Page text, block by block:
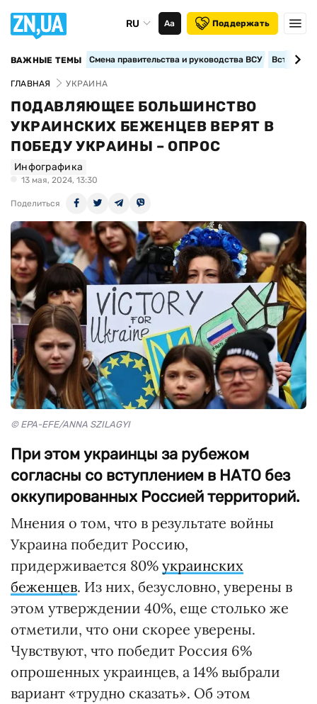
RU Аа Поддержать
ВАЖНЫЕ ТЕМЫ Смена правительства и руководства ВСУ
ГЛАВНАЯ УКРАИНА
ПОДАВЛЯЮЩЕЕ БОЛЬШИНСТВО
УКРАИНСКИХ БЕЖЕНЦЕВ ВЕРЯТ В
ПОБЕДУ УКРАИНЫ – ОПРОС
Инфографика
13 мая, 2024, 13:30
Поделиться
© EPA-EFE/ANNA SZILAGYI
При этом украинцы за рубежом
согласны со вступлением в НАТО без
оккупированных Россией территорий.
Мнения о том, что в результате войны
Украина победит Россию,
придерживается 80% украинских
беженцев. Из них, безусловно, уверены в
этом утверждении 40%, еще столько же
отметили, что они скорее уверены.
Чувствуют, что победит Россия 6%
опрошенных украинцев, а 14% выбрали
вариант «трудно сказать». Об этом